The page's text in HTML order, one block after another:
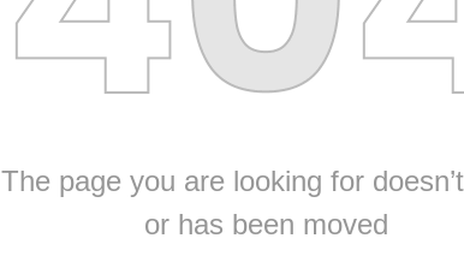
The page you are looking for
or has been moved